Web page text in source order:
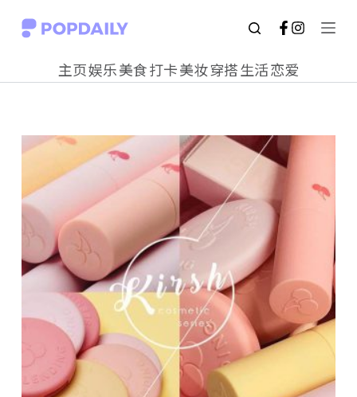
S
o
o
t
e
主页娱乐美食打卡美妆穿搭生活恋爱